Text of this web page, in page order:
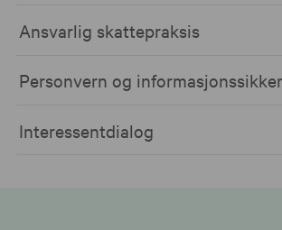
Ansvarlig skattepraksis
Personvern og
Interessentdialog